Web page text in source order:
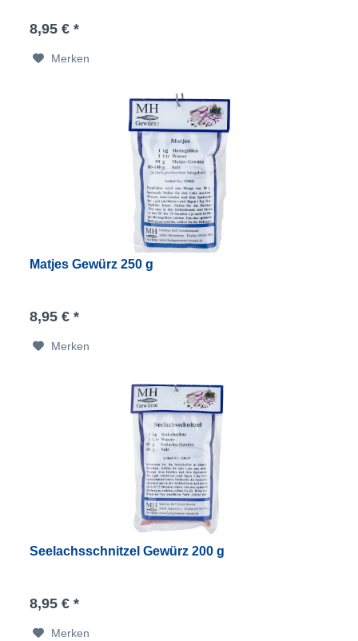
8,95 € *
Merken
Matjes Gewürz 250 g
8,95 € *
Merken
Seelachsschnitzel Gewürz 200 g
8,95 € *
Merken